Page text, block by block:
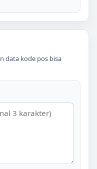
data kode pos bisa